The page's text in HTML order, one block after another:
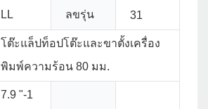
LL ลขรุ่น 31
โต๊ะแล็ปท็อปโต๊ะและขาตั้งเครื่อง
พิมพ์ความร้อน 80 มม.
7.9 "-1